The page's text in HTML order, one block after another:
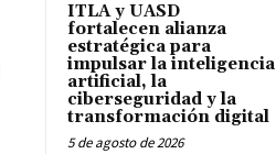
ITLA y UASD
fortalecen alianza
estratégica para
impulsar la inteligencia
artificial, la
ciberseguridad y la
transformación digital
5 de agosto de 2026